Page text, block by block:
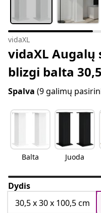
vidaXL
vidaXL Augalų
blizgi balta
Spalva (9 galimų
Balta Juoda
Dydis
30,5 x 30 x 100,5 cm